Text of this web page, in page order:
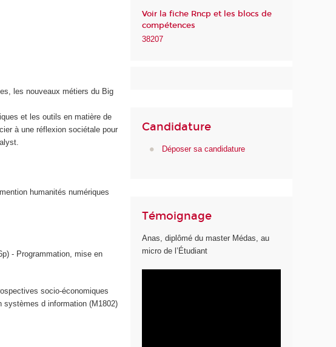
les nouveaux métiers du Big
et les outils en matière de
à une réflexion sociétale pour
humanités numériques
- Programmation, mise en
socio-économiques
systèmes d information (M1802)
Voir la fiche Rncp et les blocs de
compétences
38207
Candidature
Déposer sa candidature
Témoignage
Anas, diplômé du master Médas, au
micro de l’Étudiant